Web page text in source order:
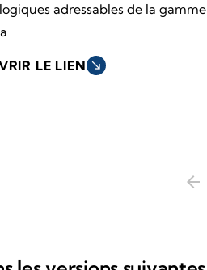
adressables de la gamme
LE LIEN south_east
arrow_back